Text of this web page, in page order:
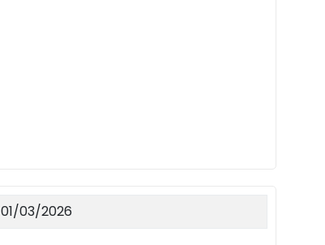
01/03/2026